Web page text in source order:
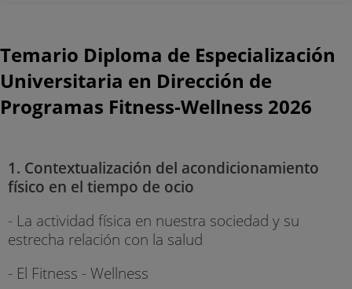
Temario Diploma de Especialización
Universitaria en Dirección de
Programas Fitness-Wellness 2026
1. Contextualización del acondicionamiento
físico en el tiempo de ocio
- La actividad física en nuestra sociedad y su
estrecha relación con la salud
- El Fitness - Wellness